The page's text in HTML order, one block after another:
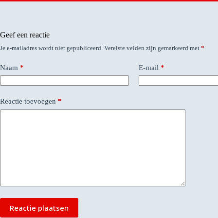
Geef een reactie
Je e-mailadres wordt niet gepubliceerd. Vereiste velden zijn gemarkeerd met *
Naam * E-mail *
Reactie toevoegen *
Reactie plaatsen